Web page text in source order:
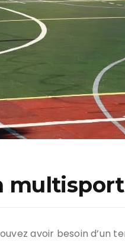
multisport
avoir besoin d’un